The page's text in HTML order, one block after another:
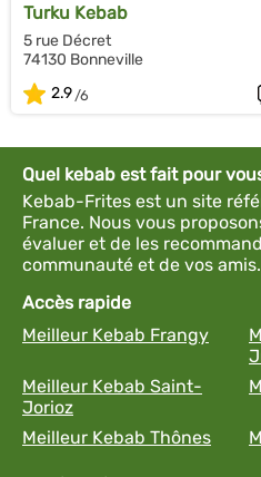
Turku Kebab
5 rue Décret
74130 Bonneville
2.9
Quel kebab est fait pour
Kebab-Frites est un site
France. Nous vous
évaluer et de les
communauté et de vos amis.
Accès rapide
Meilleur Kebab Frangy
Meilleur Kebab Saint-
Jorioz
Meilleur Kebab Thônes